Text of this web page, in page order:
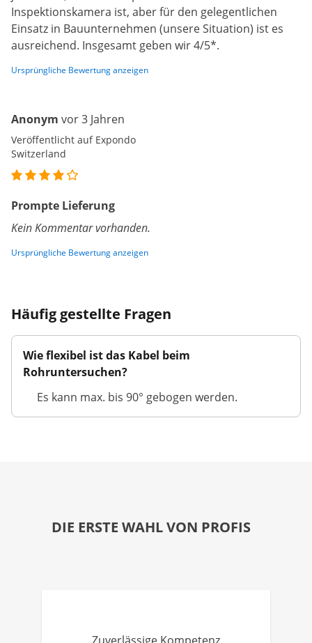
Inspektionskamera ist, aber für den gelegentlichen
Einsatz in Bauunternehmen (unsere Situation) ist es
ausreichend. Insgesamt geben wir 4/5*.
Ursprüngliche Bewertung anzeigen
Anonym vor 3 Jahren
Veröffentlicht auf Expondo
Switzerland
Prompte Lieferung
Kein Kommentar vorhanden.
Ursprüngliche Bewertung anzeigen
Häufig gestellte Fragen
Wie flexibel ist das Kabel beim
Rohruntersuchen?
Es kann max. bis 90° gebogen werden.
DIE ERSTE WAHL VON PROFIS